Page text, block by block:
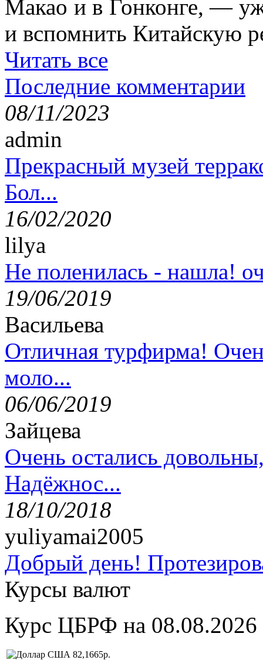
Макао и в Гонконге, —
и вспомнить Китайскую
Читать все
Последние комментарии
08/11/2023
admin
Прекрасный музей
Бол...
16/02/2020
lilya
Не поленилась - нашла!
19/06/2019
Васильева
Отличная турфирма!
моло...
06/06/2019
Зайцева
Очень остались
Надёжнос...
18/10/2018
yuliyamai2005
Добрый день!
Курсы валют
Курс ЦБРФ на 08.08.2026
82,1665р.